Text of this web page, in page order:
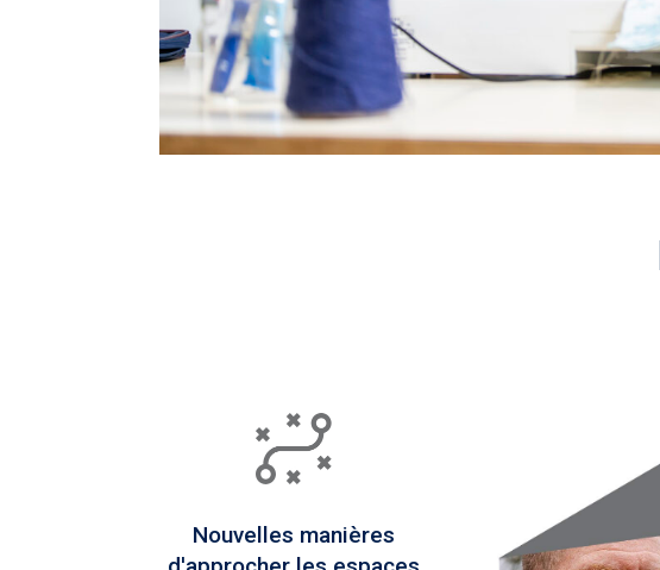
Nouvelles manières